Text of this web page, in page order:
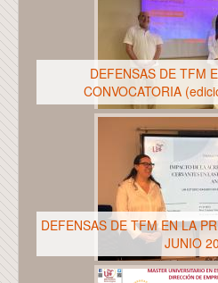
DEFENSAS DE TFM
CONVOCATORIA
DEFENSAS DE TFM EN LA
JUNIO